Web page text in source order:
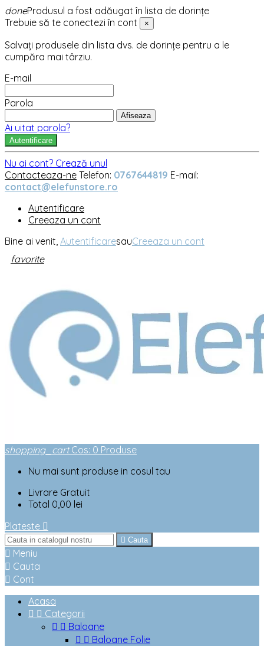
doneProdusul a fost adăugat în lista de dorințe
Trebuie să te conectezi în cont
×
Salvați produsele din lista dvs. de dorințe pentru a le
cumpăra mai târziu.
E-mail
Parola
Afiseaza
Ai uitat parola?
Autentificare
Nu ai cont? Crează unul
Contacteaza-ne Telefon: 0767644819 E-mail:
contact@elefunstore.ro
Autentificare
Creeaza un cont
Bine ai venit, AutentificaresauCreeaza un cont
favorite
shopping_cart Cos: 0 Produse
Nu mai sunt produse in cosul tau
Livrare Gratuit
Total 0,00 lei
Plateste 
 Cauta
 Meniu
 Cauta
 Cont
Acasa
  Categorii
  Baloane
  Baloane Folie